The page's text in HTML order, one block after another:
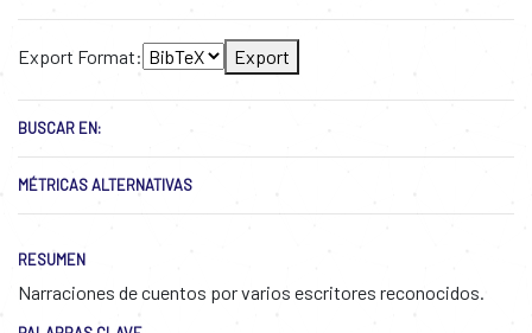
Export Format: Export
BUSCAR EN:
MÉTRICAS ALTERNATIVAS
RESUMEN
Narraciones de cuentos por varios escritores reconocidos.